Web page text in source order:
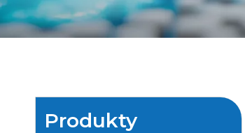
Produkty